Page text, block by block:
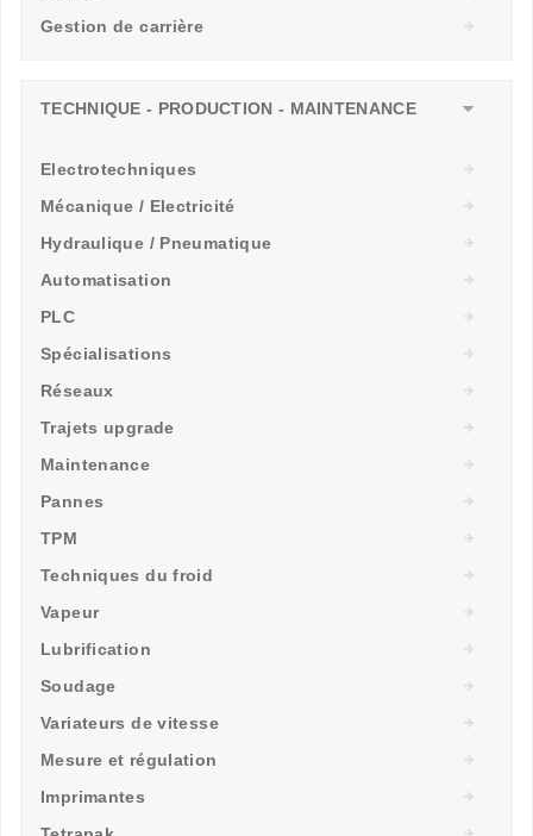
Gestion de carrière
TECHNIQUE - PRODUCTION - MAINTENANCE
Electrotechniques
Mécanique / Electricité
Hydraulique / Pneumatique
Automatisation
PLC
Spécialisations
Réseaux
Trajets upgrade
Maintenance
Pannes
TPM
Techniques du froid
Vapeur
Lubrification
Soudage
Variateurs de vitesse
Mesure et régulation
Imprimantes